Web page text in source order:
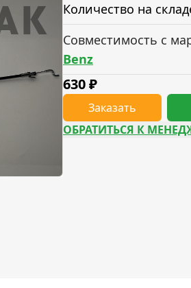
Количество на
Совместимость с
Benz
630₽
Заказать
ОБРАТИТЬСЯ К